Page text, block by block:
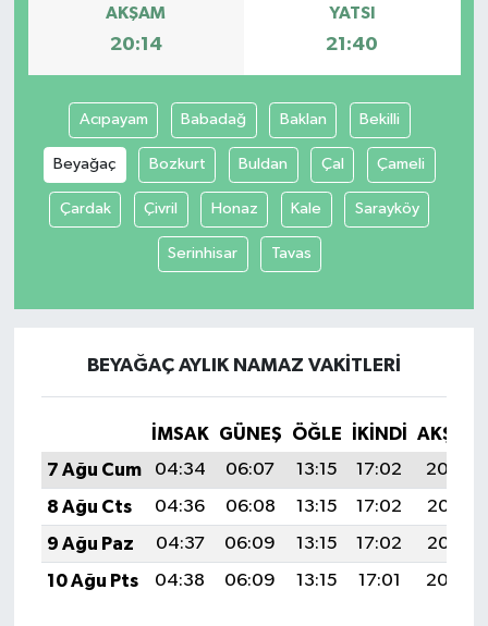
AKŞAM
20:14
YATSI
21:40
Acıpayam Babadağ Baklan Bekilli
Beyağaç Bozkurt Buldan Çal Çameli
Çardak Çivril Honaz Kale Sarayköy
Serinhisar Tavas
BEYAĞAÇ AYLIK NAMAZ VAKITLERI
İMSAK GÜNEŞ ÖĞLE İKINDI
AKŞAM
7 Ağu Cum
04:34 06:07 13:15 17:02
20:14
8 Ağu Cts
04:36 06:08 13:15 17:02
20:13
9 Ağu Paz
04:37 06:09 13:15 17:02
20:12
10 Ağu Pts
04:38 06:09 13:15 17:01 20:10